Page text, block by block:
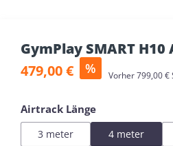
GymPlay SMART
Verkaufspreis:
479,00 € % Vorher799,00 €
Airtrack Längeauswählen
3 meter 4 meter